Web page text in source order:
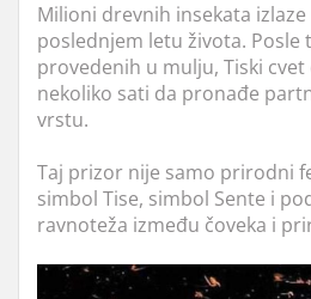
Milioni drevnih insekata
poslednjem letu života. Posle
provedenih u mulju, Tiski
nekoliko sati da pronađe
vrstu.
Taj prizor nije samo prirodni
simbol Tise, simbol Sente i
ravnoteža između čoveka i